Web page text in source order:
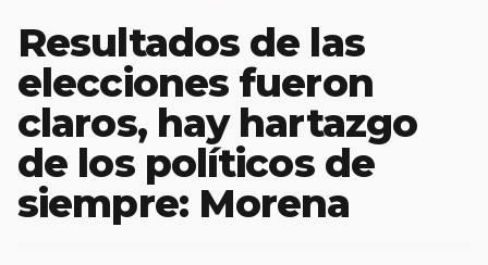
Resultados de las
elecciones fueron
claros, hay hartazgo
de los políticos de
siempre: Morena